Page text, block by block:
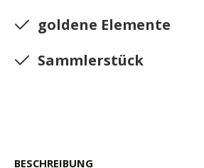
goldene Elemente
Sammlerstück
BESCHREIBUNG